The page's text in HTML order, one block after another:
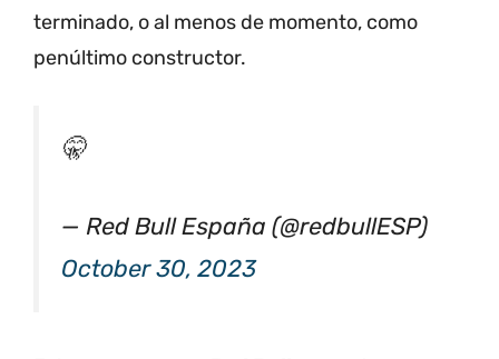
terminado, o al menos de momento, como
penúltimo constructor.
🤫
— Red Bull España (@redbullESP)
October 30, 2023